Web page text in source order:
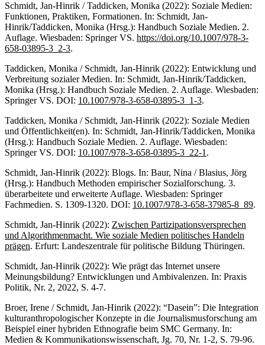
Schmidt, Jan-Hinrik / Taddicken, Monika (2022): Soziale Medien:
Funktionen, Praktiken, Formationen. In: Schmidt, Jan-
Hinrik/Taddicken, Monika (Hrsg.): Handbuch Soziale Medien. 2.
Auflage. Wiesbaden: Springer VS. https://doi.org/10.1007/978-3-
658-03895-3_2-3.
Taddicken, Monika / Schmidt, Jan-Hinrik (2022): Entwicklung und
Verbreitung sozialer Medien. In: Schmidt, Jan-Hinrik/Taddicken,
Monika (Hrsg.): Handbuch Soziale Medien. 2. Auflage. Wiesbaden:
Springer VS. DOI: 10.1007/978-3-658-03895-3_1-3.
Taddicken, Monika / Schmidt, Jan-Hinrik (2022): Soziale Medien
und Öffentlichkeit(en). In: Schmidt, Jan-Hinrik/Taddicken, Monika
(Hrsg.): Handbuch Soziale Medien. 2. Auflage. Wiesbaden:
Springer VS. DOI: 10.1007/978-3-658-03895-3_22-1 .
Schmidt, Jan-Hinrik (2022): Blogs. In: Baur, Nina / Blasius, Jörg
(Hrsg.): Handbuch Methoden empirischer Sozialforschung. 3.
überarbeitete und erweiterte Auflage. Wiesbaden: Springer
Fachmedien. S. 1309-1320. DOI: 10.1007/978-3-658-37985-8_89.
Schmidt, Jan-Hinrik (2022): Zwischen Partizipationsversprechen
und Algorithmenmacht. Wie soziale Medien politisches Handeln
prägen. Erfurt: Landeszentrale für politische Bildung Thüringen.
Schmidt, Jan-Hinrik (2022): Wie prägt das Internet unsere
Meinungsbildung? Entwicklungen und Ambivalenzen. In: Praxis
Politik, Nr. 2, 2022, S. 4-7.
Broer, Irene / Schmidt, Jan-Hinrik (2022): “Dasein”: Die Integration
kulturanthropologischer Konzepte in die Journalismusforschung am
Beispiel einer hybriden Ethnografie beim SMC Germany. In:
Medien & Kommunikationswissenschaft, Jg. 70, Nr. 1-2, S. 79-96.